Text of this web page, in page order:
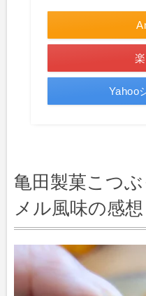
Yahoo
亀田製菓こつ
メル風味の感想